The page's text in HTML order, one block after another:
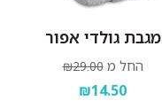
מגבת גולדי אפור
החל מ ₪29.00
₪14.50